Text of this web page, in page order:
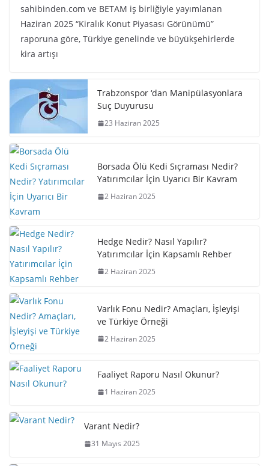
sahibinden.com ve BETAM iş birliğiyle yayımlanan
Haziran 2025 “Kiralık Konut Piyasası Görünümü”
raporuna göre, Türkiye genelinde ve büyükşehirlerde
kira artışı
Trabzonspor ‘dan Manipülasyonlara
Suç Duyurusu
23 Haziran 2025
Borsada Ölü Kedi Sıçraması Nedir?
Yatırımcılar İçin Uyarıcı Bir Kavram
2 Haziran 2025
Hedge Nedir? Nasıl Yapılır?
Yatırımcılar İçin Kapsamlı Rehber
2 Haziran 2025
Varlık Fonu Nedir? Amaçları, İşleyişi
ve Türkiye Örneği
2 Haziran 2025
Faaliyet Raporu Nasıl Okunur?
1 Haziran 2025
Varant Nedir?
31 Mayıs 2025